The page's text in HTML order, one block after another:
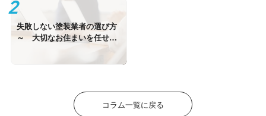
失敗しない塗装業者の選び方
～ 大切なお住まいを任せる
コラム一覧に戻る